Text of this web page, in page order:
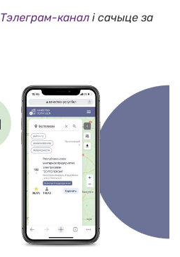
Тэлеграм-канал і сачыце за